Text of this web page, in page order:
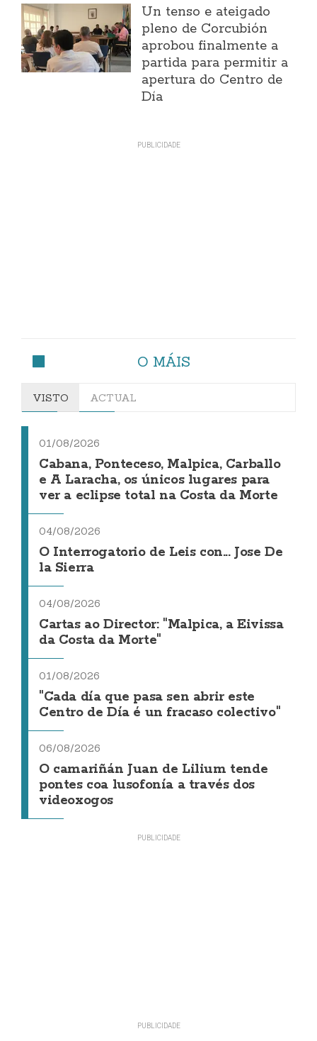
Un tenso e ateigado
pleno de Corcubión
aprobou finalmente a
partida para permitir a
apertura do Centro de
Día
O MÁIS
VISTO ACTUAL
01/08/2026
Cabana, Ponteceso, Malpica, Carballo
e A Laracha, os únicos lugares para
ver a eclipse total na Costa da Morte
04/08/2026
O Interrogatorio de Leis con... Jose De
la Sierra
04/08/2026
Cartas ao Director: "Malpica, a Eivissa
da Costa da Morte"
01/08/2026
"Cada día que pasa sen abrir este
Centro de Día é un fracaso colectivo"
06/08/2026
O camariñán Juan de Lilium tende
pontes coa lusofonía a través dos
videoxogos